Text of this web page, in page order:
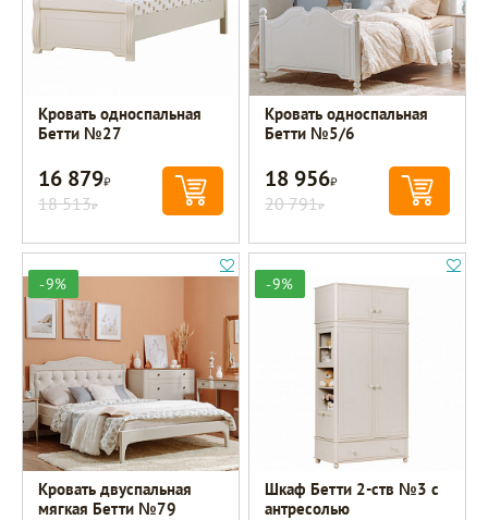
Кровать односпальная
Бетти №27
16 879Р
18 513Р
Кровать односпальная
Бетти №5/6
18 956Р
20 791Р
-9%
Кровать двуспальная
мягкая Бетти №79
-9%
Шкаф Бетти 2-ств №3 с
антресолью